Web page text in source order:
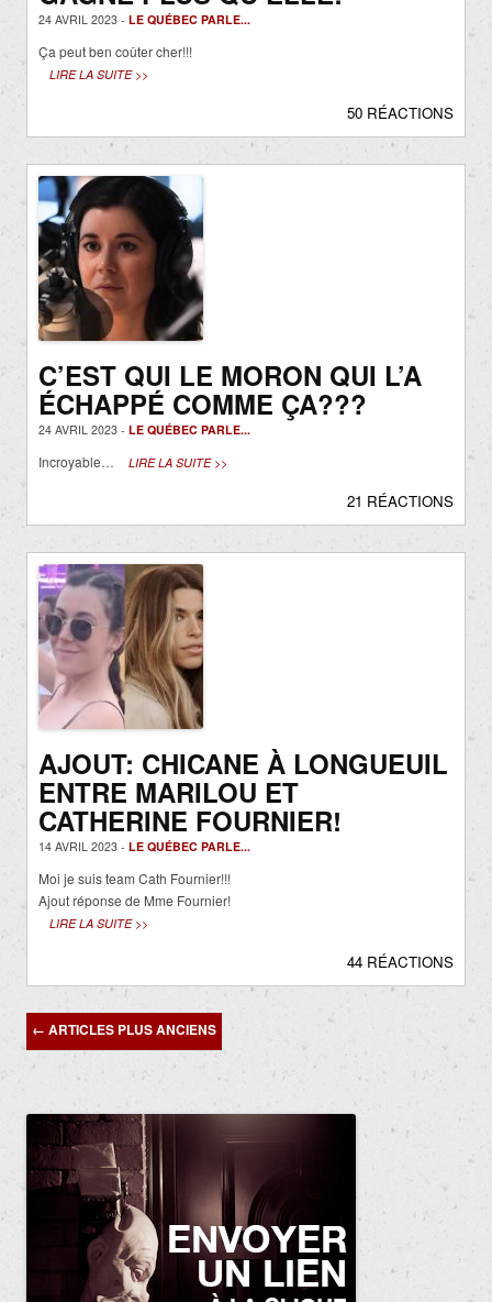
24 AVRIL 2023 - LE QUÉBEC PARLE...
Ça peut ben coûter cher!!!
LIRE LA SUITE >>
50 RÉACTIONS
C’EST QUI LE MORON QUI L’A
ÉCHAPPÉ COMME ÇA???
24 AVRIL 2023 - LE QUÉBEC PARLE...
Incroyable… LIRE LA SUITE >>
21 RÉACTIONS
AJOUT: CHICANE À LONGUEUIL
ENTRE MARILOU ET
CATHERINE FOURNIER!
14 AVRIL 2023 - LE QUÉBEC PARLE...
Moi je suis team Cath Fournier!!!
Ajout réponse de Mme Fournier!
LIRE LA SUITE >>
44 RÉACTIONS
Navigation
← ARTICLES PLUS ANCIENS